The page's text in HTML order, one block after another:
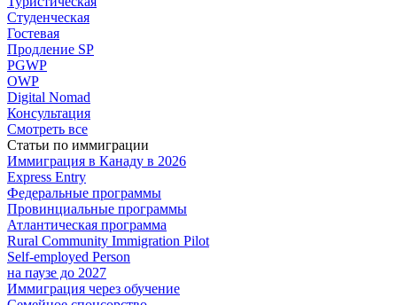
Студенческая
Гостевая
Продление SP
PGWP
OWP
Digital Nomad
Консультация
Смотреть все
Статьи по иммиграции
Иммиграция в Канаду в 2026
Express Entry
Федеральные программы
Провинциальные программы
Атлантическая программа
Rural Community Immigration Pilot
Self-employed Person
на паузе до 2027
Иммиграция через обучение